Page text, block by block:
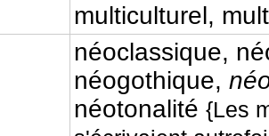
multiculturel,
néoclassique,
néogothique,
néotonalité{Les